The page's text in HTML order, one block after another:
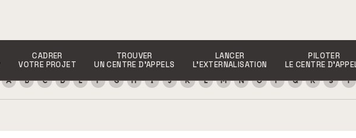
CADRER
VOTRE PROJET
TROUVER
UN CENTRE D’APPELS
LANCER
L’EXTERNALISATION
PILOTER
LE CENTRE
A B C D E F G H I J K L M N O P Q R S T